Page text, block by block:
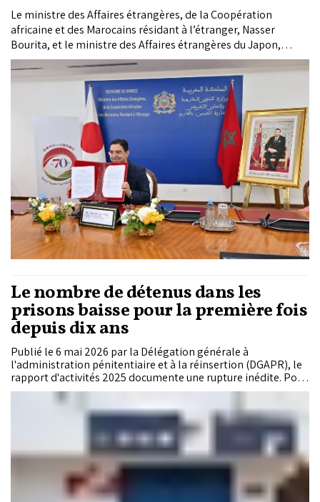
Le ministre des Affaires étrangères, de la Coopération
africaine et des Marocains résidant à l’étranger, Nasser
Bourita, et le ministre des Affaires étrangères du Japon,
Motegi Toshimitsu, ont eu, vendredi, des entretiens par visio-
conférence, marqués d’un esprit de confiance et d’amitié.
Le nombre de détenus dans les
prisons baisse pour la première fois
depuis dix ans
Publié le 6 mai 2026 par la Délégation générale à
l'administration pénitentiaire et à la réinsertion (DGAPR), le
rapport d'activités 2025 documente une rupture inédite. Pour
la première fois depuis 2015, le nombre de détenus dans les
établissements pénitentiaires recule, passant de 105.094 fin
2024 à 99.366 fin 2025, soit une baisse de 5,45%. Le taux de
surpopulation national, encore à 161% il y a un an, descend à
153%. Cette inflexion historique tient pour l'essentiel à un
acte de souveraineté : la Grâce Royale exceptionnelle
accordée fin juillet 2025, qui a libéré 17.258 détenus en une
seule fois. Mais derrière cette baisse, le rapport laisse
intactes plusieurs lignes de tension structurelles que la